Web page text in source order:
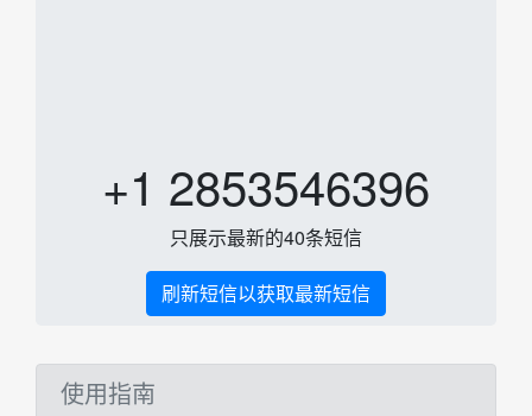
+1 2853546396
只展示最新的40条短信
刷新短信以获取最新短信
使用指南